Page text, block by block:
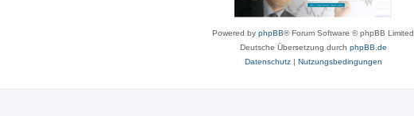
Powered by phpBB® Forum Software © phpBB Limited
Deutsche Übersetzung durch phpBB.de
Datenschutz| Nutzungsbedingungen